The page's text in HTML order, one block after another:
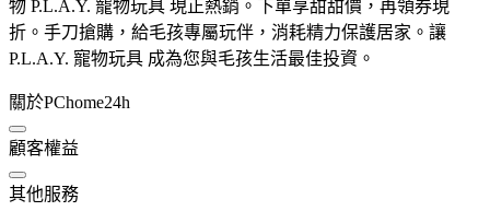
物 P.L.A.Y. 寵物玩具 現正熱銷。下單享甜甜價，再領券現
折。手刀搶購，給毛孩專屬玩伴，消耗精力保護居家。讓
P.L.A.Y. 寵物玩具 成為您與毛孩生活最佳投資。
關於PChome24h
顧客權益
其他服務